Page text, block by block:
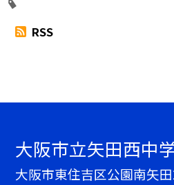
RSS
大阪市立矢田西中
大阪市東住吉区公園南矢